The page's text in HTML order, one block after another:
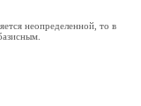
неопределенной, то в